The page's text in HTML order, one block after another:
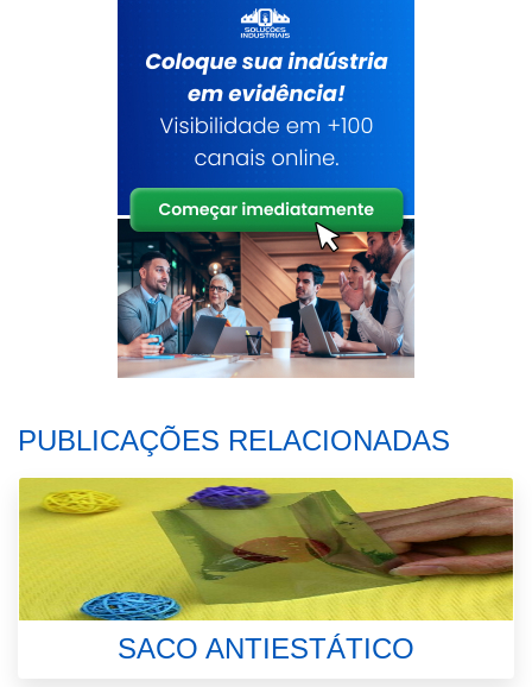
PUBLICAÇÕES RELACIONADAS
SACO ANTIESTÁTICO